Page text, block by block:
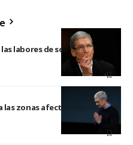
labores de socorro tras el
las zonas afectadas por los